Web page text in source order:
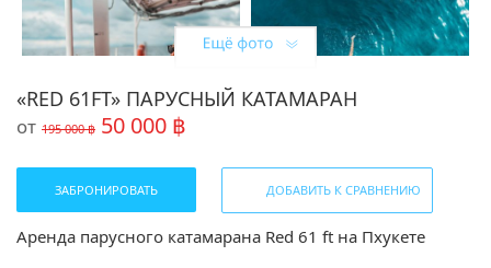
«RED 61FT» ПАРУСНЫЙ КАТАМАРАН
от 195 000 ฿ 50 000 ฿
ЗАБРОНИРОВАТЬ ДОБАВИТЬ К СРАВНЕНИЮ
Аренда парусного катамарана Red 61 ft на Пхукете